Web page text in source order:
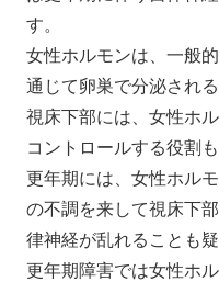
す。
女性ホルモンは、一般
通じて卵巣で分泌され
視床下部には、女性ホ
コントロールする役割
更年期には、女性ホル
の不調を来して視床下
律神経が乱れることも疑
更年期障害では女性ホ